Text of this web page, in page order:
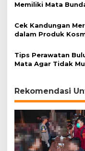
Memiliki Mata
Cek Kandungan
dalam Produk
Tips Perawatan
Mata Agar Tidak
Rekomendasi